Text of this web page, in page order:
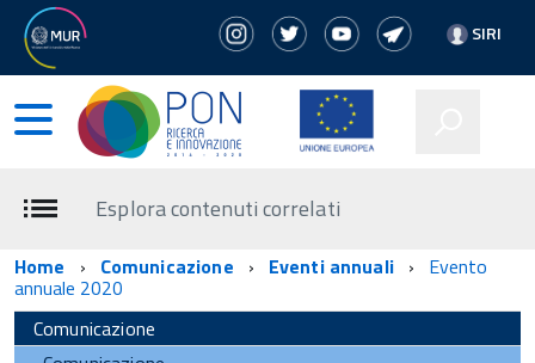
SIRI
Esplora contenuti correlati
Home Comunicazione Eventi annuali Evento
annuale 2020
Comunicazione